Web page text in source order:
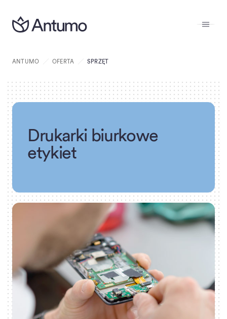
ANTUMO OFERTA SPRZĘT
Drukarki biurkowe
etykiet